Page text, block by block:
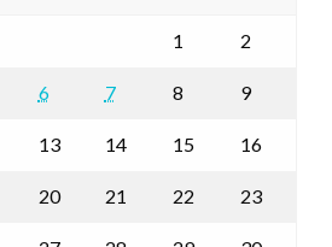
1 2
6 7 8 9
13 14 15 16
20 21 22 23